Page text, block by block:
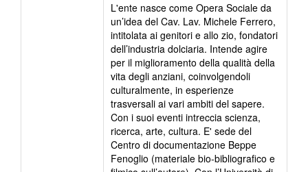
L'ente nasce come Opera Sociale da
un’idea del Cav. Lav. Michele Ferrero,
intitolata ai genitori e allo zio, fondatori
dell’industria dolciaria. Intende agire
per il miglioramento della qualità della
vita degli anziani, coinvolgendoli
culturalmente, in esperienze
trasversali ai vari ambiti del sapere.
Con i suoi eventi intreccia scienza,
ricerca, arte, cultura. E' sede del
Centro di documentazione Beppe
Fenoglio (materiale bio-bibliografico e